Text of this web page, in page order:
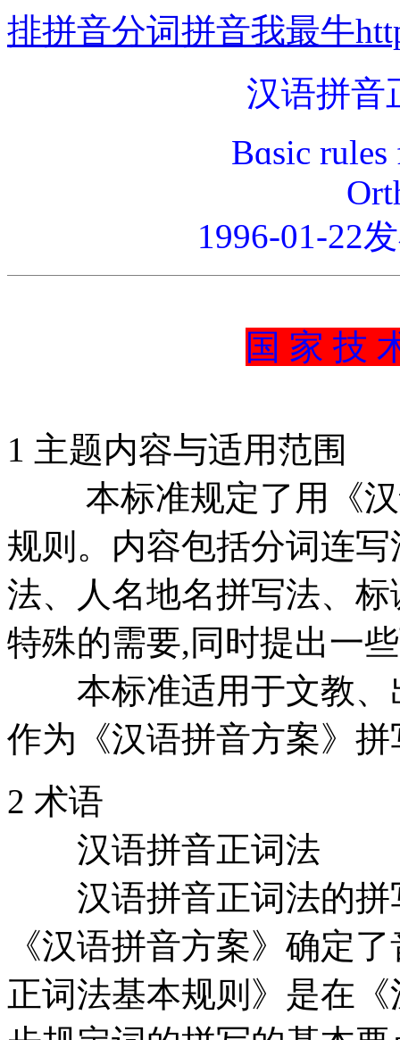
排拼音分词拼音我最牛
汉语拼音
Bɑsic
1996-01-22
国 家 技
1 主题内容与适用范围
本标准规定了用《汉
规则。内容包括分词连
法、人名地名拼写法、
特殊的需要,同时提出一
本标准适用于文教、
作为《汉语拼音方案》
2 术语
汉语拼音正词法
汉语拼音正词法的拼
《汉语拼音方案》确定
正词法基本规则》是在